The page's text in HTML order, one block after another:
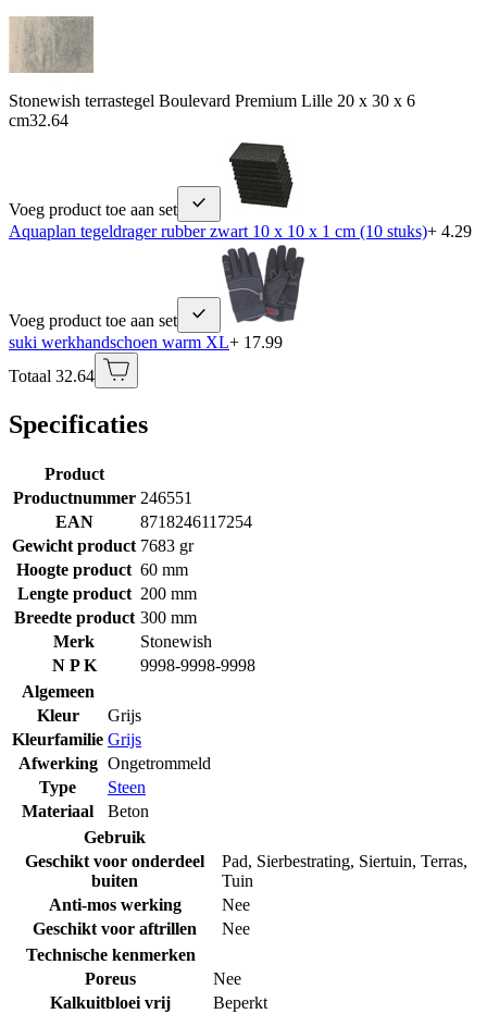
Stonewish terrastegel Boulevard Premium Lille 20 x 30 x 6
cm32.64
Voeg product toe aan set
Aquaplan tegeldrager rubber zwart 10 x 10 x 1 cm (10 stuks)+ 4.29
Voeg product toe aan set
suki werkhandschoen warm XL+ 17.99
Totaal 32.64
Specificaties
Product
Productnummer 246551
EAN
8718246117254
Gewicht product 7683 gr
Hoogte product 60 mm
Lengte product 200 mm
Breedte product 300 mm
Merk
Stonewish
N P K
9998-9998-9998
Algemeen
Kleur
Grijs
Kleurfamilie Grijs
Afwerking Ongetrommeld
Type
Steen
Materiaal
Beton
Gebruik
Geschikt voor onderdeel
buiten
Pad, Sierbestrating, Siertuin, Terras,
Tuin
Anti-mos werking
Nee
Geschikt voor aftrillen
Nee
Technische kenmerken
Poreus
Nee
Kalkuitbloei vrij
Beperkt